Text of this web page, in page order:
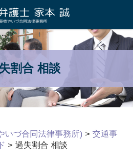
割合 相談
いづ合同法律事務所) > 交通事
> 過失割合 相談